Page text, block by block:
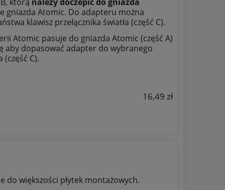
gniazda Atomic. Do adapteru można
klawisz przełącznika światła (część C).
Atomic pasuje do gniazda Atomic (część A)
aby dopasować adapter do wybranego
(część C).
16,49 zł
do większości płytek montażowych.